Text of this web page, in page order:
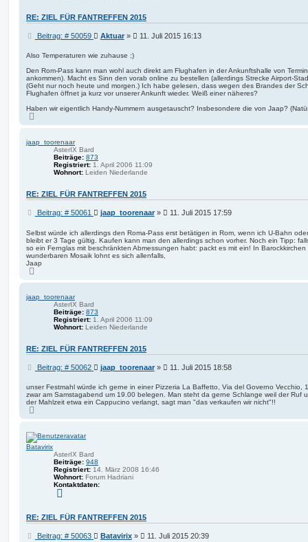
RE: ZIEL FÜR FANTREFFEN 2015
Beitrag: # 50059B
i
r
a
g
Aktuar» 11. Juli 2015 16:13
Also Temperaturen wie zuhause ;)
Den Rom-Pass kann man wohl auch direkt am Flughafen in der Ankunftshalle von
ankommen). Macht es Sinn den vorab online zu bestellen (allerdings Strecke Airport-
(Geht nur noch heute und morgen.) Ich habe gelesen, dass wegen des Brandes der
Flughafen öffnet ja kurz vor unserer Ankunft wieder. Weiß einer näheres?
Haben wir eigentlich Handy-Nummern ausgetauscht? Insbesondere die von Jaap?
o
jaap_toorenaar
AsterIX Bard
Beiträge: 873
Registriert: 1. April 2006 11:09
Wohnort: Leiden Niederlande
RE: ZIEL FÜR FANTREFFEN 2015
Beitrag: # 50061 B
i
t
r
a
jaap_toorenaar» 11. Juli 2015 17:59
Selbst würde ich allerdings den Roma-Pass erst betätigen in Rom, wenn ich U-Bahn
bleibt er 3 Tage gültig. Kaufen kann man den allerdings schon vorher. Noch ein Tipp:
so ein Fernglas mit beschränkten Abmessungen habt: packt es mit ein! In
wunderbaren Mosaik lohnt es sich allenfalls,
Jaap
c
o
jaap_toorenaar
AsterIX Bard
Beiträge: 873
Registriert: 1. April 2006 11:09
Wohnort: Leiden Niederlande
RE: ZIEL FÜR FANTREFFEN 2015
Beitrag: # 50062B
i
t
r
jaap_toorenaar» 11. Juli 2015 18:58
unser Festmahl würde ich gerne in einer Pizzeria La Baffetto, Via del Governo Vecchio,
zwar am Samstagabend um 19.00 belegen. Man steht da gerne Schlange weil der Ruf
der Mahlzeit etwa ein Cappucino verlangt, sagt man "das verkaufen wir nicht"!!
o
b
Batavirix
AsterIX Bard
Beiträge: 948
Registriert: 14. März 2008 16:46
Wohnort: Forum Hadriani
Kontaktdaten:
t
a
t
RE: ZIEL FÜR FANTREFFEN 2015
Beitrag: # 50063B Batavirix» 11. Juli 2015 20:39